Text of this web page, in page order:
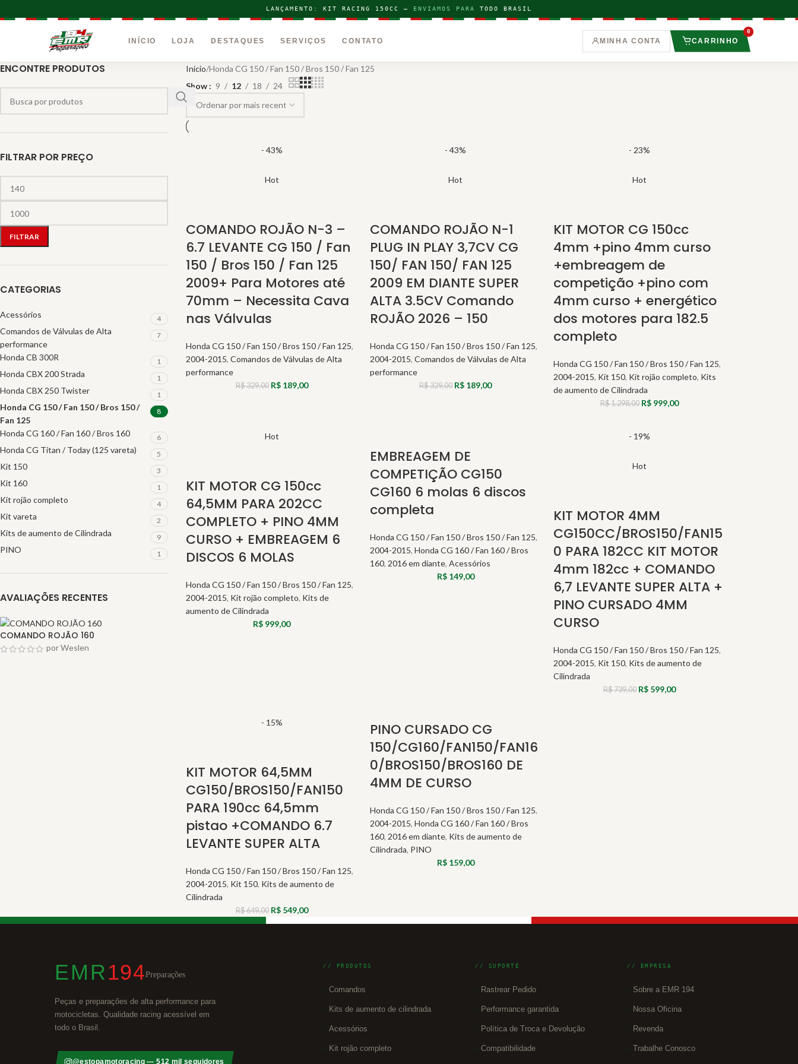
LANÇAMENTO: KIT RACING 150CC — ENVIAMOS PARA TODO BRASIL
INÍCIO LOJA DESTAQUES SERVIÇOS CONTATO MINHA CONTA CARRINHO
0
INÍCIO
LOJA
SERVIÇOS
CONTATO
MINHA CONTA
ENCONTRE PRODUTOS
FILTRAR POR PREÇO
FILTRAR
CATEGORIAS
Acessórios 4
Comandos de Válvulas de Alta
performance
7
Honda CB 300R 1
Honda CBX 200 Strada 1
Honda CBX 250 Twister 1
Honda CG 150 / Fan 150 / Bros 150 /
Fan 125
8
Honda CG 160 / Fan 160 / Bros 160 6
Honda CG Titan / Today (125 vareta) 5
Kit 150 3
Kit 160 1
Kit rojão completo 4
Kit vareta 2
Kits de aumento de Cilindrada 9
PINO 1
AVALIAÇÕES RECENTES
COMANDO ROJÃO 160
por Weslen
Início Honda CG 150 / Fan 150 / Bros 150 / Fan 125
Show
9 12 18 24
- 43%
Hot
COMANDO ROJÃO N-3 –
6.7 LEVANTE CG 150 / Fan
150 / Bros 150 / Fan 125
2009+ Para Motores até
70mm – Necessita Cava
nas Válvulas
Honda CG 150 / Fan 150 / Bros 150 / Fan 125,
2004-2015, Comandos de Válvulas de Alta
performance
R$329,00 R$189,00
- 43%
Hot
COMANDO ROJÃO N-1
PLUG IN PLAY 3,7CV CG
150/ FAN 150/ FAN 125
2009 EM DIANTE SUPER
ALTA 3.5CV Comando
ROJÃO 2026 – 150
Honda CG 150 / Fan 150 / Bros 150 / Fan 125,
2004-2015, Comandos de Válvulas de Alta
performance
R$329,00 R$ 189,00
- 23%
Hot
KIT MOTOR CG 150cc
4mm +pino 4mm curso
+embreagem de
competição +pino com
4mm curso + energético
dos motores para 182.5
completo
Honda CG 150 / Fan 150 / Bros 150 / Fan 125,
2004-2015, Kit 150, Kit rojão completo, Kits
de aumento de Cilindrada
R$1.298,00 R$ 999,00
Hot
KIT MOTOR CG 150cc
64,5MM PARA 202CC
COMPLETO + PINO 4MM
CURSO + EMBREAGEM 6
DISCOS 6 MOLAS
Honda CG 150 / Fan 150 / Bros 150 / Fan 125,
2004-2015, Kit rojão completo, Kits de
aumento de Cilindrada
R$ 999,00
EMBREAGEM DE
COMPETIÇÃO CG150
CG160 6 molas 6 discos
completa
Honda CG 150 / Fan 150 / Bros 150 / Fan 125,
2004-2015, Honda CG 160 / Fan 160 / Bros
160, 2016 em diante, Acessórios
R$149,00
- 19%
Hot
KIT MOTOR 4MM
CG150CC/BROS150/FAN15
0 PARA 182CC KIT MOTOR
4mm 182cc + COMANDO
6,7 LEVANTE SUPER ALTA +
PINO CURSADO 4MM
CURSO
Honda CG 150 / Fan 150 / Bros 150 / Fan 125,
2004-2015, Kit 150, Kits de aumento de
Cilindrada
R$739,00 R$ 599,00
- 15%
KIT MOTOR 64,5MM
CG150/BROS150/FAN150
PARA 190cc 64,5mm
pistao +COMANDO 6.7
LEVANTE SUPER ALTA
Honda CG 150 / Fan 150 / Bros 150 / Fan 125,
2004-2015, Kit 150, Kits de aumento de
Cilindrada
R$649,00 R$549,00
PINO CURSADO CG
150/CG160/FAN150/FAN16
0/BROS150/BROS160 DE
4MM DE CURSO
Honda CG 150 / Fan 150 / Bros 150 / Fan 125,
2004-2015, Honda CG 160 / Fan 160 / Bros
160, 2016 em diante, Kits de aumento de
Cilindrada, PINO
R$159,00
EMR194Preparações
Peças e preparações de alta performance para
motocicletas. Qualidade racing acessível em
todo o Brasil.
@estopamotoracing — 512 mil seguidores
// PRODUTOS
Comandos
Kits de aumento de cilindrada
Acessórios
Kit rojão completo
// SUPORTE
Rastrear Pedido
Performance garantida
Política de Troca e Devolução
Compatibilidade
// EMPRESA
Sobre a EMR 194
Nossa Oficina
Revenda
Trabalhe Conosco